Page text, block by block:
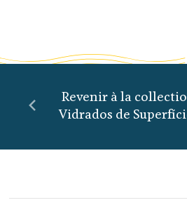
Revenir à la
Vidrados de